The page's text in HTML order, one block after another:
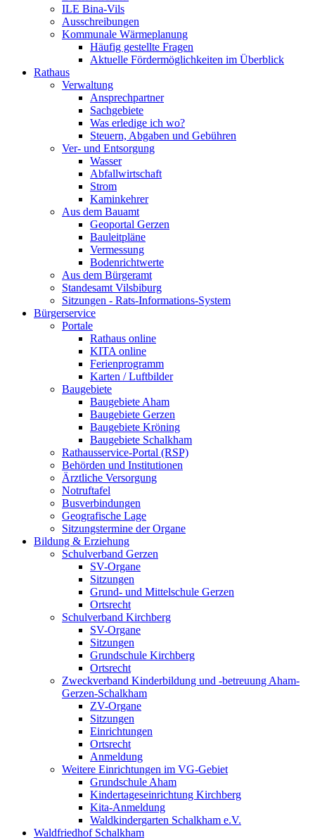
ILE Bina-Vils
Ausschreibungen
Kommunale Wärmeplanung
Häufig gestellte Fragen
Aktuelle Fördermöglichkeiten im Überblick
Rathaus
Verwaltung
Ansprechpartner
Sachgebiete
Was erledige ich wo?
Steuern, Abgaben und Gebühren
Ver- und Entsorgung
Wasser
Abfallwirtschaft
Strom
Kaminkehrer
Aus dem Bauamt
Geoportal Gerzen
Bauleitpläne
Vermessung
Bodenrichtwerte
Aus dem Bürgeramt
Standesamt Vilsbiburg
Sitzungen - Rats-Informations-System
Bürgerservice
Portale
Rathaus online
KITA online
Ferienprogramm
Karten / Luftbilder
Baugebiete
Baugebiete Aham
Baugebiete Gerzen
Baugebiete Kröning
Baugebiete Schalkham
Rathausservice-Portal (RSP)
Behörden und Institutionen
Ärztliche Versorgung
Notruftafel
Busverbindungen
Geografische Lage
Sitzungstermine der Organe
Bildung & Erziehung
Schulverband Gerzen
SV-Organe
Sitzungen
Grund- und Mittelschule Gerzen
Ortsrecht
Schulverband Kirchberg
SV-Organe
Sitzungen
Grundschule Kirchberg
Ortsrecht
Zweckverband Kinderbildung und -betreuung Aham-
Gerzen-Schalkham
ZV-Organe
Sitzungen
Einrichtungen
Ortsrecht
Anmeldung
Weitere Einrichtungen im VG-Gebiet
Grundschule Aham
Kindertageseinrichtung Kirchberg
Kita-Anmeldung
Waldkindergarten Schalkham e.V.
Waldfriedhof Schalkham